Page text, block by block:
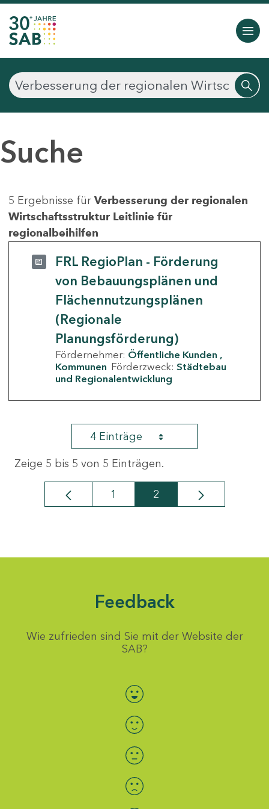
Suche
5 Ergebnisse für Verbesserung der regionalen
Wirtschaftsstruktur Leitlinie für
regionalbeihilfen
FRL RegioPlan - Förderung
von Bebauungsplänen und
Flächennutzungsplänen
(Regionale
Planungsförderung)
Fördernehmer: Öffentliche Kunden
Kommunen Förderzweck: Städtebau
und Regionalentwicklung
4 Einträge
Zeige 5 bis 5 von 5 Einträgen.
Seite
1 Seite
2
Feedback
Wie zufrieden sind Sie mit der Website der
SAB?
Bewertung auswählen